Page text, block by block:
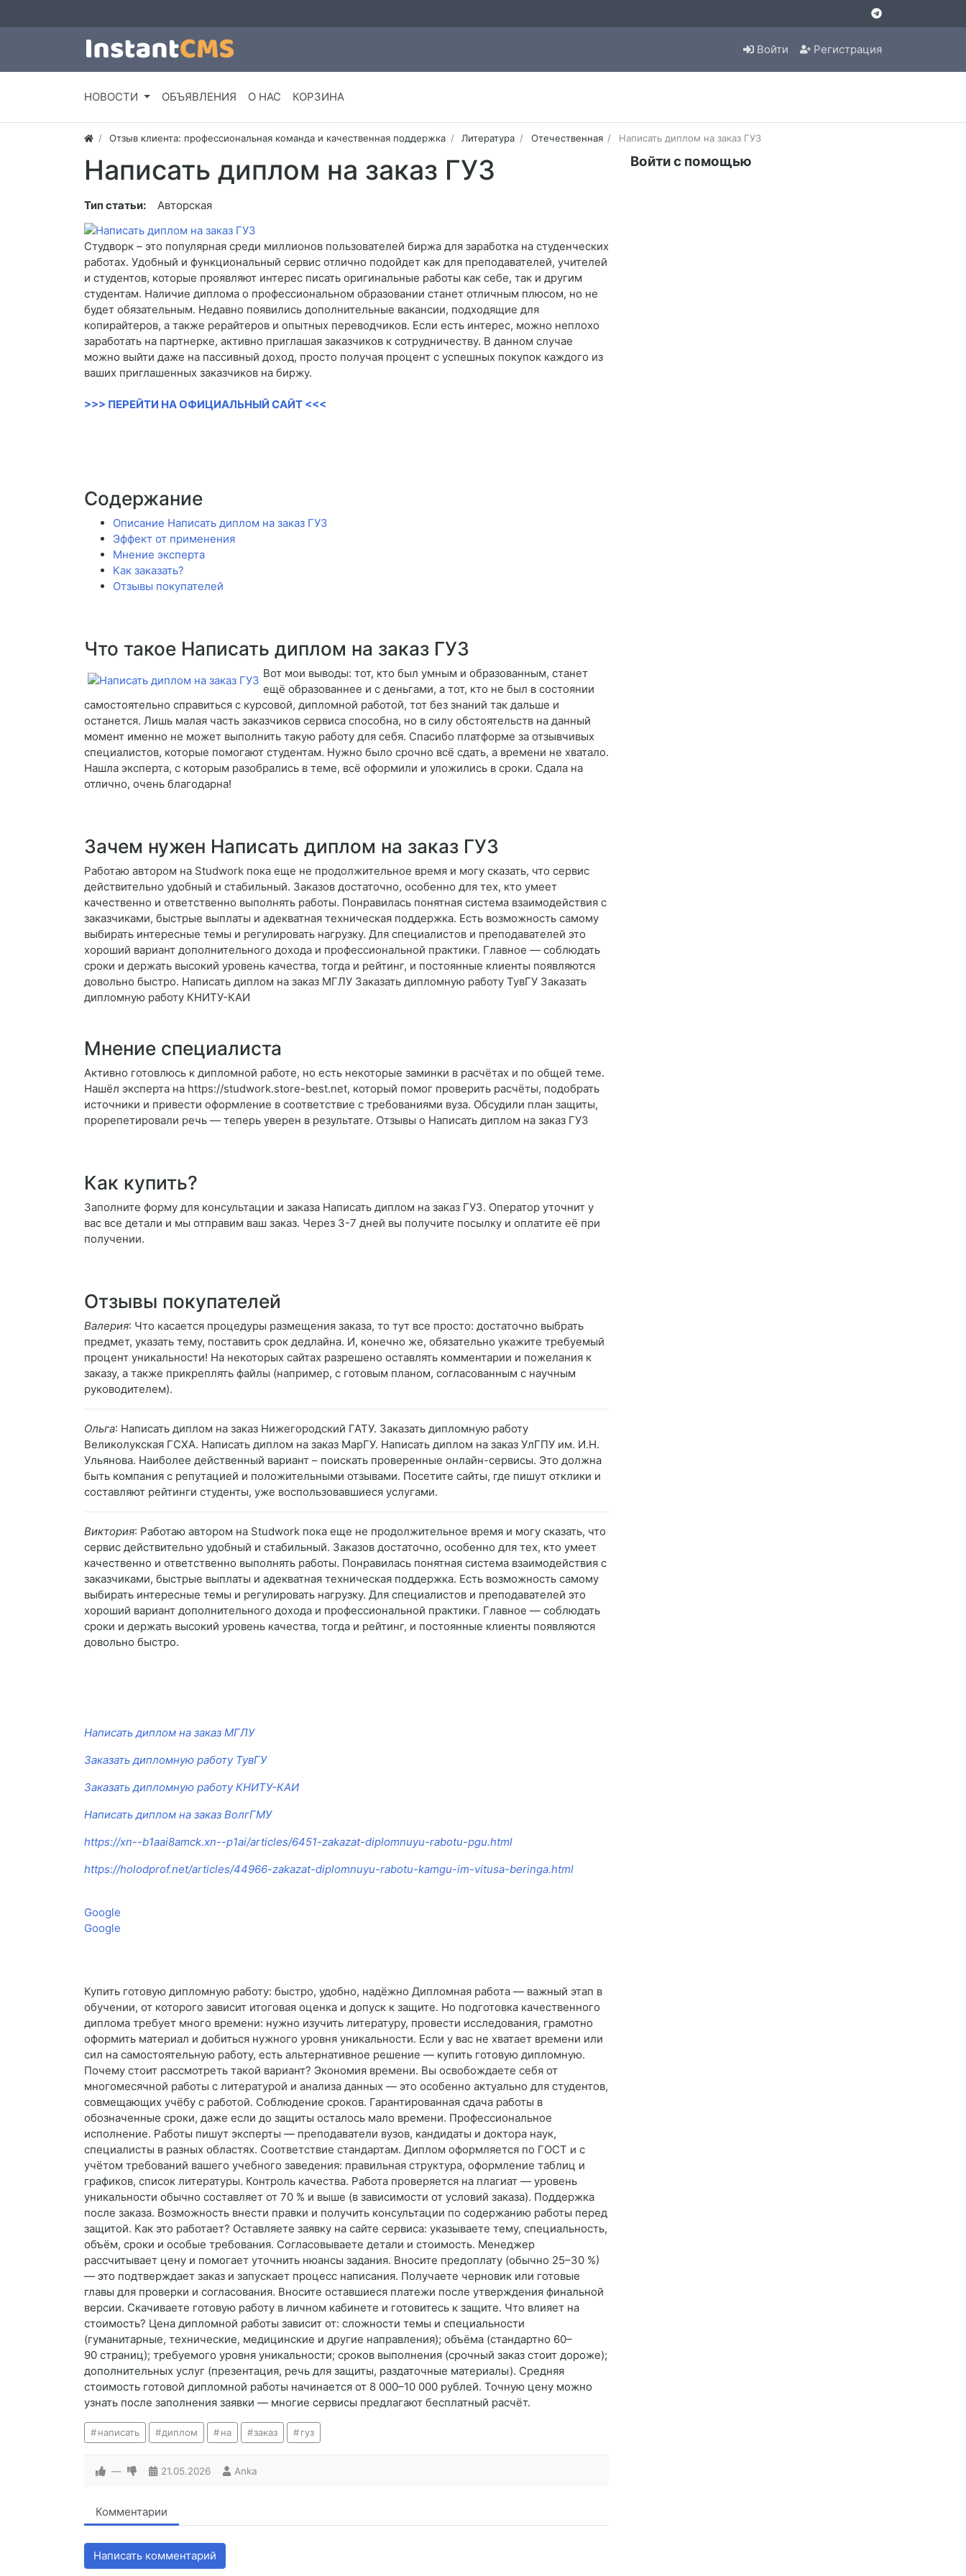
Войти Регистрация
НОВОСТИ ОБЪЯВЛЕНИЯ О НАС КОРЗИНА
Отзыв клиента: профессиональная команда и качественная поддержка Литература Отечественная Написать диплом на заказ ГУЗ
Написать диплом на заказ ГУЗ
Тип статьи: Авторская
Студворк – это популярная среди миллионов пользователей биржа для заработка на студенческих
работах. Удобный и функциональный сервис отлично подойдет как для преподавателей, учителей
и студентов, которые проявляют интерес писать оригинальные работы как себе, так и другим
студентам. Наличие диплома о профессиональном образовании станет отличным плюсом, но не
будет обязательным. Недавно появились дополнительные вакансии, подходящие для
копирайтеров, а также рерайтеров и опытных переводчиков. Если есть интерес, можно неплохо
заработать на партнерке, активно приглашая заказчиков к сотрудничеству. В данном случае
можно выйти даже на пассивный доход, просто получая процент с успешных покупок каждого из
ваших приглашенных заказчиков на биржу.
>>> ПЕРЕЙТИ НА ОФИЦИАЛЬНЫЙ САЙТ <<<
Содержание
Описание Написать диплом на заказ ГУЗ
Эффект от применения
Мнение эксперта
Как заказать?
Отзывы покупателей
Что такое Написать диплом на заказ ГУЗ
Вот мои выводы: тот, кто был умным и образованным, станет
ещё образованнее и с деньгами, а тот, кто не был в состоянии
самостоятельно справиться с курсовой, дипломной работой, тот без знаний так дальше и
останется. Лишь малая часть заказчиков сервиса способна, но в силу обстоятельств на данный
момент именно не может выполнить такую работу для себя. Спасибо платформе за отзывчивых
специалистов, которые помогают студентам. Нужно было срочно всё сдать, а времени не хватало.
Нашла эксперта, с которым разобрались в теме, всё оформили и уложились в сроки. Сдала на
отлично, очень благодарна!
Зачем нужен Написать диплом на заказ ГУЗ
Работаю автором на Studwork пока еще не продолжительное время и могу сказать, что сервис
действительно удобный и стабильный. Заказов достаточно, особенно для тех, кто умеет
качественно и ответственно выполнять работы. Понравилась понятная система взаимодействия с
заказчиками, быстрые выплаты и адекватная техническая поддержка. Есть возможность самому
выбирать интересные темы и регулировать нагрузку. Для специалистов и преподавателей это
хороший вариант дополнительного дохода и профессиональной практики. Главное — соблюдать
сроки и держать высокий уровень качества, тогда и рейтинг, и постоянные клиенты появляются
довольно быстро. Написать диплом на заказ МГЛУ Заказать дипломную работу ТувГУ Заказать
дипломную работу КНИТУ-КАИ
Мнение специалиста
Активно готовлюсь к дипломной работе, но есть некоторые заминки в расчётах и по общей теме.
Нашёл эксперта на https://studwork.store-best.net, который помог проверить расчёты, подобрать
источники и привести оформление в соответствие с требованиями вуза. Обсудили план защиты,
прорепетировали речь — теперь уверен в результате. Отзывы о Написать диплом на заказ ГУЗ
Как купить?
Заполните форму для консультации и заказа Написать диплом на заказ ГУЗ. Оператор уточнит у
вас все детали и мы отправим ваш заказ. Через 3-7 дней вы получите посылку и оплатите её при
получении.
Отзывы покупателей
Валерия: Что касается процедуры размещения заказа, то тут все просто: достаточно выбрать
предмет, указать тему, поставить срок дедлайна. И, конечно же, обязательно укажите требуемый
процент уникальности! На некоторых сайтах разрешено оставлять комментарии и пожелания к
заказу, а также прикреплять файлы (например, с готовым планом, согласованным с научным
руководителем).
Ольга: Написать диплом на заказ Нижегородский ГАТУ. Заказать дипломную работу
Великолукская ГСХА. Написать диплом на заказ МарГУ. Написать диплом на заказ УлГПУ им. И.Н.
Ульянова. Наиболее действенный вариант – поискать проверенные онлайн-сервисы. Это должна
быть компания с репутацией и положительными отзывами. Посетите сайты, где пишут отклики и
составляют рейтинги студенты, уже воспользовавшиеся услугами.
Виктория: Работаю автором на Studwork пока еще не продолжительное время и могу сказать, что
сервис действительно удобный и стабильный. Заказов достаточно, особенно для тех, кто умеет
качественно и ответственно выполнять работы. Понравилась понятная система взаимодействия с
заказчиками, быстрые выплаты и адекватная техническая поддержка. Есть возможность самому
выбирать интересные темы и регулировать нагрузку. Для специалистов и преподавателей это
хороший вариант дополнительного дохода и профессиональной практики. Главное — соблюдать
сроки и держать высокий уровень качества, тогда и рейтинг, и постоянные клиенты появляются
довольно быстро.
Написать диплом на заказ МГЛУ
Заказать дипломную работу ТувГУ
Заказать дипломную работу КНИТУ-КАИ
Написать диплом на заказ ВолгГМУ
https://xn--b1aai8amck.xn--p1ai/articles/6451-zakazat-diplomnuyu-rabotu-pgu.html
https://holodprof.net/articles/44966-zakazat-diplomnuyu-rabotu-kamgu-im-vitusa-beringa.html
Google
Google
Купить готовую дипломную работу: быстро, удобно, надёжно Дипломная работа — важный этап в
обучении, от которого зависит итоговая оценка и допуск к защите. Но подготовка качественного
диплома требует много времени: нужно изучить литературу, провести исследования, грамотно
оформить материал и добиться нужного уровня уникальности. Если у вас не хватает времени или
сил на самостоятельную работу, есть альтернативное решение — купить готовую дипломную.
Почему стоит рассмотреть такой вариант? Экономия времени. Вы освобождаете себя от
многомесячной работы с литературой и анализа данных — это особенно актуально для студентов,
совмещающих учёбу с работой. Соблюдение сроков. Гарантированная сдача работы в
обозначенные сроки, даже если до защиты осталось мало времени. Профессиональное
исполнение. Работы пишут эксперты — преподаватели вузов, кандидаты и доктора наук,
специалисты в разных областях. Соответствие стандартам. Диплом оформляется по ГОСТ и с
учётом требований вашего учебного заведения: правильная структура, оформление таблиц и
графиков, список литературы. Контроль качества. Работа проверяется на плагиат — уровень
уникальности обычно составляет от 70 % и выше (в зависимости от условий заказа). Поддержка
после заказа. Возможность внести правки и получить консультации по содержанию работы перед
защитой. Как это работает? Оставляете заявку на сайте сервиса: указываете тему, специальность,
объём, сроки и особые требования. Согласовываете детали и стоимость. Менеджер
рассчитывает цену и помогает уточнить нюансы задания. Вносите предоплату (обычно 25–30 %)
— это подтверждает заказ и запускает процесс написания. Получаете черновик или готовые
главы для проверки и согласования. Вносите оставшиеся платежи после утверждения финальной
версии. Скачиваете готовую работу в личном кабинете и готовитесь к защите. Что влияет на
стоимость? Цена дипломной работы зависит от: сложности темы и специальности
(гуманитарные, технические, медицинские и другие направления); объёма (стандартно 60–
90 страниц); требуемого уровня уникальности; сроков выполнения (срочный заказ стоит дороже);
дополнительных услуг (презентация, речь для защиты, раздаточные материалы). Средняя
стоимость готовой дипломной работы начинается от 8 000–10 000 рублей. Точную цену можно
узнать после заполнения заявки — многие сервисы предлагают бесплатный расчёт.
написать диплом на заказ гуз
— 21.05.2026 Anka
Комментарии
Написать комментарий
Войти с помощью